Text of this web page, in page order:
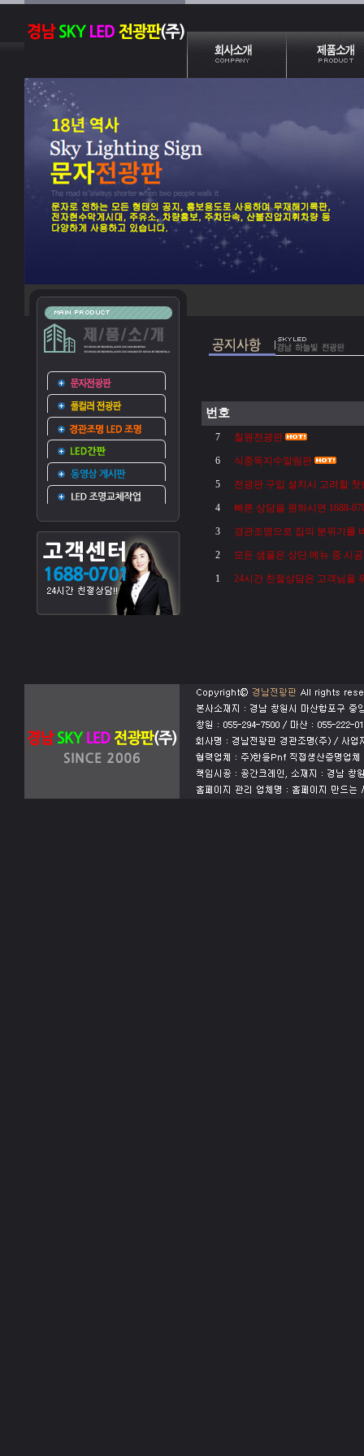
번호
7 칠원전광판
6 식중독지수알림판
5 전광판 구입 설치시 고려할 첫
4 빠른 상담을 원하시면 1688-
3 경관조명으로 집의 분위기를
2 모든 샘플은 상단 메뉴 중 시
1 24시간 친절상담은 고객님을